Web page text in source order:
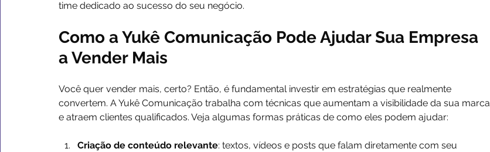
time dedicado ao sucesso do seu negócio.
Como a Yukê Comunicação Pode Ajudar Sua Empresa
a Vender Mais
Você quer vender mais, certo? Então, é fundamental investir em estratégias que realmente
convertem. A Yukê Comunicação trabalha com técnicas que aumentam a visibilidade da sua marca
e atraem clientes qualificados. Veja algumas formas práticas de como eles podem ajudar:
Criação de conteúdo relevante: textos, vídeos e posts que falam diretamente com seu